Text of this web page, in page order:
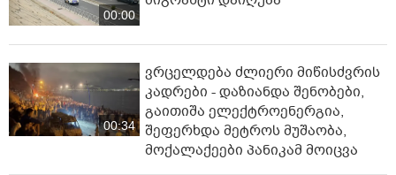
00:00
00:34
ვრცელდება ძლიერი მიწისძვრის
კადრები - დაზიანდა შენობები,
გაითიშა ელექტროენერგია,
შეფერხდა მეტროს მუშაობა,
მოქალაქეები პანიკამ მოიცვა